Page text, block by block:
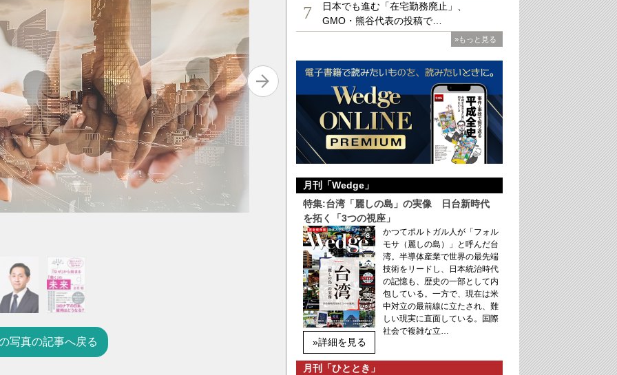
写真の記事へ戻る
7
日本でも進む「在宅勤務廃止」、
GMO・熊谷代表の投稿で…
»もっと見る
月刊「Wedge」
特集:台湾「麗しの島」の実像 日台新時代
を拓く「3つの視座」
»詳細を見る
かつてポルトガル人が「フォル
モサ（麗しの島）」と呼んだ台
湾。半導体産業で世界の最先端
技術をリードし、日本統治時代
の記憶も、歴史の一部として内
包している。一方で、現在は米
中対立の最前線に立たされ、難
しい現実に直面している。国際
社会で複雑な立…
月刊「ひととき」